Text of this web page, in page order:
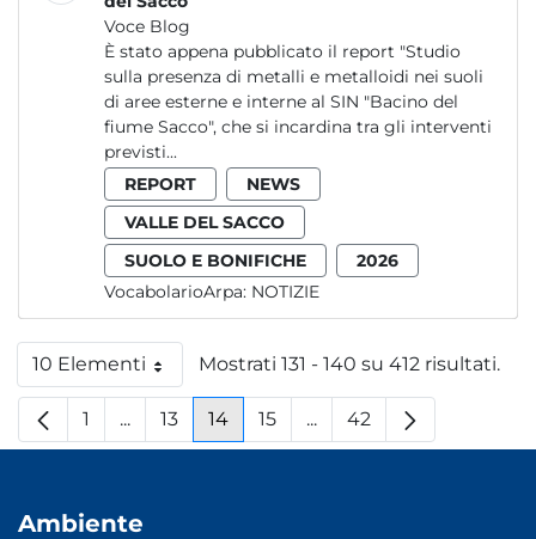
Voce Blog
È stato appena pubblicato il report "Studio
sulla presenza di metalli e metalloidi nei suoli
di aree esterne e interne al SIN "Bacino del
fiume Sacco", che si incardina tra gli interventi
previsti...
REPORT
NEWS
VALLE DEL SACCO
SUOLO E BONIFICHE
2026
VocabolarioArpa: NOTIZIE
10 ElementiPer paginaMostrati 131 - 140 su 412 risultati.
Pagina
1 ...Pagine intermedie
Pagina
13 Pagina
14 Pagina
15 ...Pagine intermedie
Pagina
42
Ambiente